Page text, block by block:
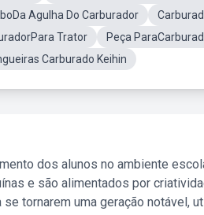
Agulha Do Carburador
Trator
Peça
Carburado Keihin
dos alunos no ambiente
e são alimentados por
tornarem uma geração notável,